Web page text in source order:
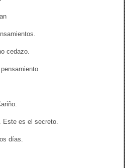
cedazo.
Este es el secreto.
días.